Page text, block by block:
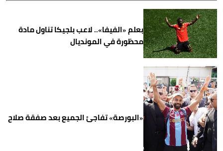
بعلم «الفيفا».. لاعب بلجيكا تناول مادة
محظورة في المونديال
«البورصة» تفاجئ الجميع بعد صفقة صلاح